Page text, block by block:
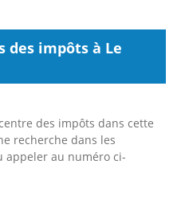
des impôts à Le
des impôts dans cette
recherche dans les
appeler au numéro ci-